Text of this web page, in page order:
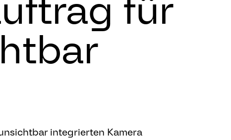
integrierten Kamera